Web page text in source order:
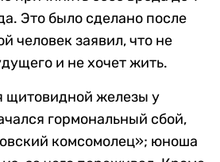
Это было сделано после
человек заявил, что не
и не хочет жить.
щитовидной железы у
гормональный сбой,
комсомолец»; юноша